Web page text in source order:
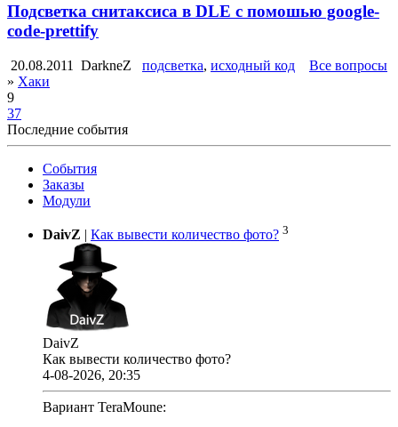
Подсветка снитаксиса в DLE с помошью google-
code-prettify
20.08.2011 DarkneZ подсветка, исходный код
Все вопросы
» Хаки
9
37
Последние события
События
Заказы
Модули
DaivZ | Как вывести количество фото? 3
DaivZ
Как вывести количество фото?
4-08-2026, 20:35
Вариант TeraMoune: